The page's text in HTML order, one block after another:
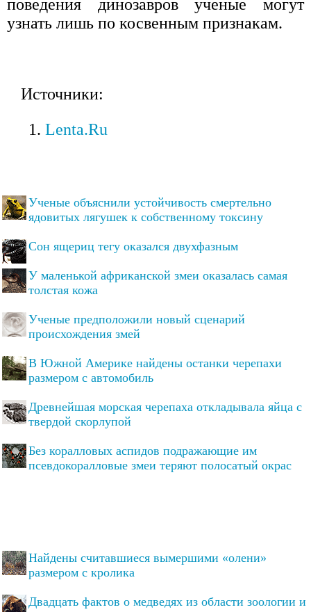
поведения динозавров ученые могут
узнать лишь по косвенным признакам.
Источники:
Lenta.Ru
Ученые объяснили устойчивость смертельно
ядовитых лягушек к собственному токсину
Сон ящериц тегу оказался двухфазным
У маленькой африканской змеи оказалась самая
толстая кожа
Ученые предположили новый сценарий
происхождения змей
В Южной Америке найдены останки черепахи
размером с автомобиль
Древнейшая морская черепаха откладывала яйца с
твердой скорлупой
Без коралловых аспидов подражающие им
псевдокоралловые змеи теряют полосатый окрас
Найдены считавшиеся вымершими «олени»
размером с кролика
Двадцать фактов о медведях из области зоологии и